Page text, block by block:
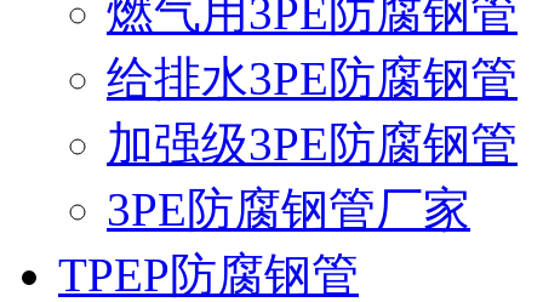
燃气用3PE防腐钢管
给排水3PE防腐钢管
加强级3PE防腐钢管
3PE防腐钢管厂家
TPEP防腐钢管